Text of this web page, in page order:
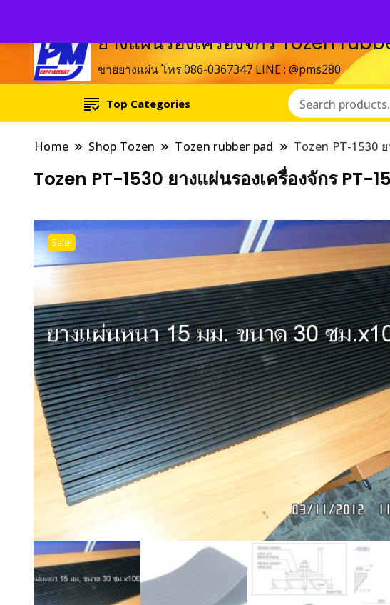
ยางแผ่นรองเครื่องจักร Tozen
ขายยางแผ่น โทร.086-0367347 LINE : @pms280
Top Categories
Home Shop Tozen Tozen rubber pad Tozen PT-1530
Tozen PT-1530 ยางแผ่นรองเครื่องจักร PT-
Sale!